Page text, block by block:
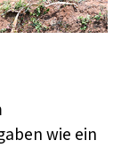
wie ein